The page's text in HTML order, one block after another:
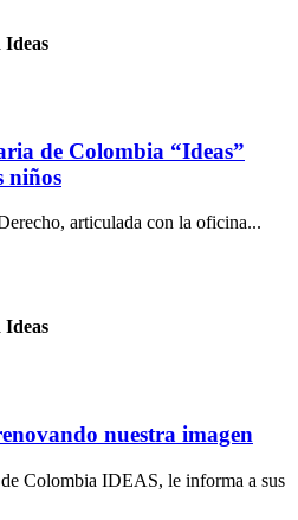
Ideas
de Colombia “Ideas”
niños
articulada con la oficina...
Ideas
nuestra imagen
Colombia IDEAS, le informa a sus